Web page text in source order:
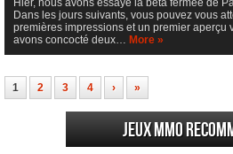
Hier, nous avons essayé la bêta fermée de
Dans les jours suivants, vous pouvez vous
premières impressions et un premier aperçu
avons concocté deux… More »
1 2 3 4 › »
Jeux MMO